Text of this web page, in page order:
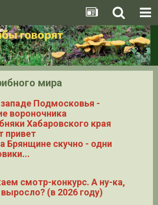
мира
Подмосковья -
вороночника
Хабаровского края
привет
Брянщине скучно - одни
смотр-конкурс. А ну-ка,
выросло? (в 2026 году)